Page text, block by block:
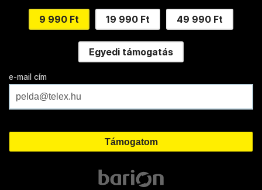
9 990 Ft 19 990 Ft 49 990 Ft
Egyedi támogatás
e-mail cím